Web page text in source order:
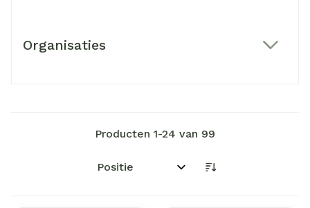
Organisaties
Producten 1-24 van 99
Sorteer op: